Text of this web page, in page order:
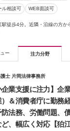
ル相談可 WEB面談可
徒歩4分。近隣・沿線の方か
ー 注力分野
士 片岡法律事務所
企業支援に注力】企
）＆消費者庁に勤務
法務、労働問題、
、幅広く対応【狛